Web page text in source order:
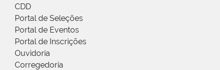
CDD
Portal de Seleções
Portal de Eventos
Portal de Inscrições
Ouvidoria
Corregedoria